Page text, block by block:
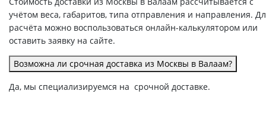
учётом веса, габаритов, типа отправления и направления.
расчёта можно воспользоваться онлайн-калькулятором или
оставить заявку на сайте.
Возможна ли срочная доставка из Москвы в Валаам?
Да, мы специализируемся на срочной доставке.